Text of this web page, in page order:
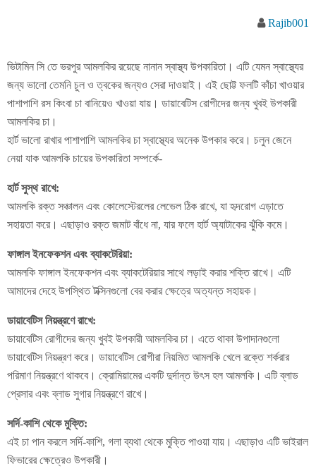
Rajib001
ভিটামিন সি তে ভরপুর আমলকির রয়েছে নানান স্বাস্থ্য উপকারিতা। এটি যেমন স্বাস্থ্যের
জন্য ভালো তেমনি চুল ও ত্বকের জন্যও সেরা দাওয়াই। এই ছোট্ট ফলটি কাঁচা খাওয়ার
পাশাপাশি রস কিংবা চা বানিয়েও খাওয়া যায়। ডায়াবেটিস রোগীদের জন্য খুবই উপকারী
আমলকির চা।
হার্ট ভালো রাখার পাশাপাশি আমলকির চা স্বাস্থ্যের অনেক উপকার করে। চলুন জেনে
নেয়া যাক আমলকি চায়ের উপকারিতা সম্পর্কে-
হার্ট সুস্থ রাখে:
আমলকি রক্ত ​​সঞ্চালন এবং কোলেস্টেরলের লেভেল ঠিক রাখে, যা হৃদরোগ এড়াতে
সহায়তা করে। এছাড়াও রক্ত ​​জমাট বাঁধে না, যার ফলে হার্ট অ্যাটাকের ঝুঁকি কমে।
ফাঙ্গাল ইনফেকশন এবং ব্যাকটেরিয়া:
আমলকি ফাঙ্গাল ইনফেকশন এবং ব্যাকটেরিয়ার সাথে লড়াই করার শক্তি রাখে। এটি
আমাদের দেহে উপস্থিত টক্সিনগুলো বের করার ক্ষেত্রে অত্যন্ত সহায়ক।
ডায়াবেটিস নিয়ন্ত্রণে রাখে:
ডায়াবেটিস রোগীদের জন্য খুবই উপকারী আমলকির চা। এতে থাকা উপাদানগুলো
ডায়াবেটিস নিয়ন্ত্রণ করে। ডায়াবেটিস রোগীরা নিয়মিত আমলকি খেলে রক্তে শর্করার
পরিমাণ নিয়ন্ত্রণে থাকবে। ক্রোমিয়ামের একটি দুর্দান্ত উৎস হল আমলকি। এটি ব্লাড
প্রেসার এবং ব্লাড সুগার নিয়ন্ত্রণে রাখে।
সর্দি-কাশি থেকে মুক্তি:
এই চা পান করলে সর্দি-কাশি, গলা ব্যথা থেকে মুক্তি পাওয়া যায়। এছাড়াও এটি ভাইরাল
ফিভারের ক্ষেত্রেও উপকারী।